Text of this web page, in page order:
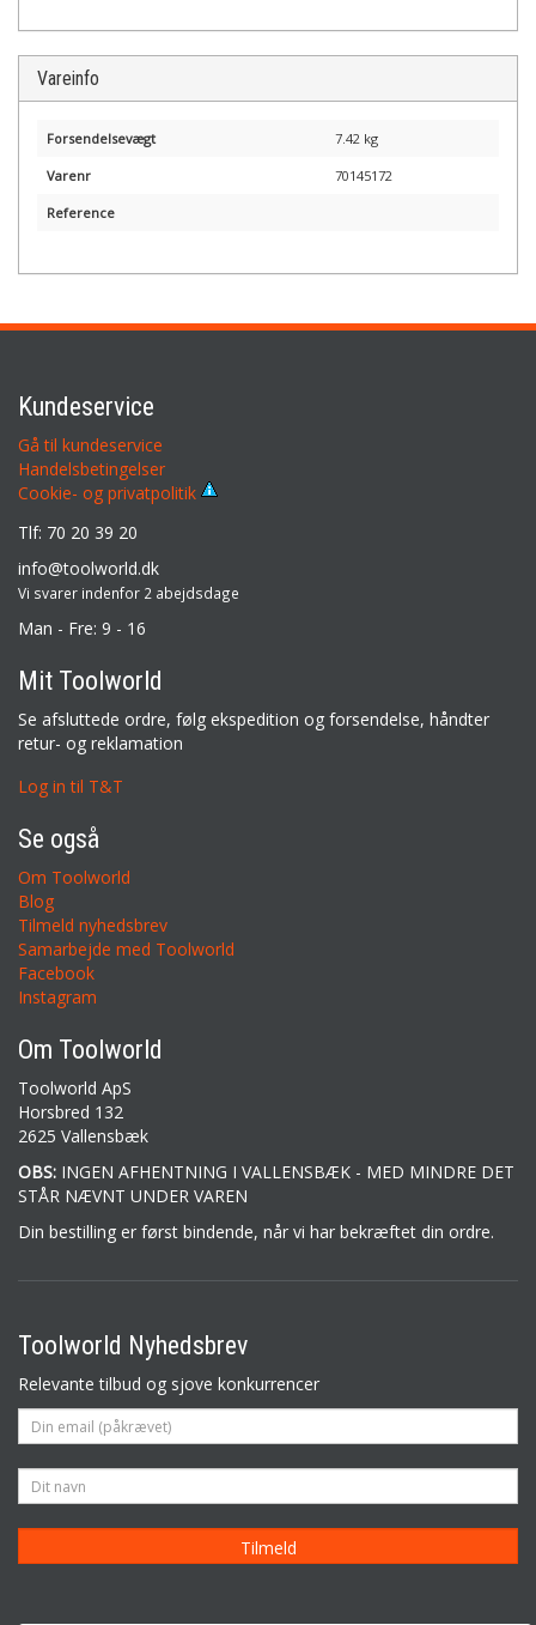
Vareinfo
Forsendelsevægt 7.42 kg
Varenr 70145172
Reference
Kundeservice
Gå til kundeservice
Handelsbetingelser
Cookie- og privatpolitik
Tlf: 70 20 39 20
info@toolworld.dk
Vi svarer indenfor 2 abejdsdage
Man - Fre: 9 - 16
Mit Toolworld
Se afsluttede ordre, følg ekspedition og forsendelse, håndter
retur- og reklamation
Log in til T&T
Se også
Om Toolworld
Blog
Tilmeld nyhedsbrev
Samarbejde med Toolworld
Facebook
Instagram
Om Toolworld
Toolworld ApS
Horsbred 132
2625 Vallensbæk
OBS: INGEN AFHENTNING I VALLENSBÆK - MED MINDRE DET
STÅR NÆVNT UNDER VAREN
Din bestilling er først bindende, når vi har bekræftet din ordre.
Toolworld Nyhedsbrev
Relevante tilbud og sjove konkurrencer